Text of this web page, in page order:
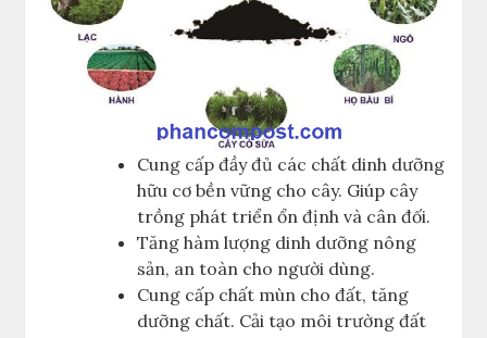
Cung cấp đầy đủ các chất dinh dưỡng
hữu cơ bền vững cho cây. Giúp cây
trồng phát triển ổn định và cân đối.
Tăng hàm lượng dinh dưỡng nông
sản, an toàn cho người dùng.
Cung cấp chất mùn cho đất, tăng
dưỡng chất. Cải tạo môi trường đất